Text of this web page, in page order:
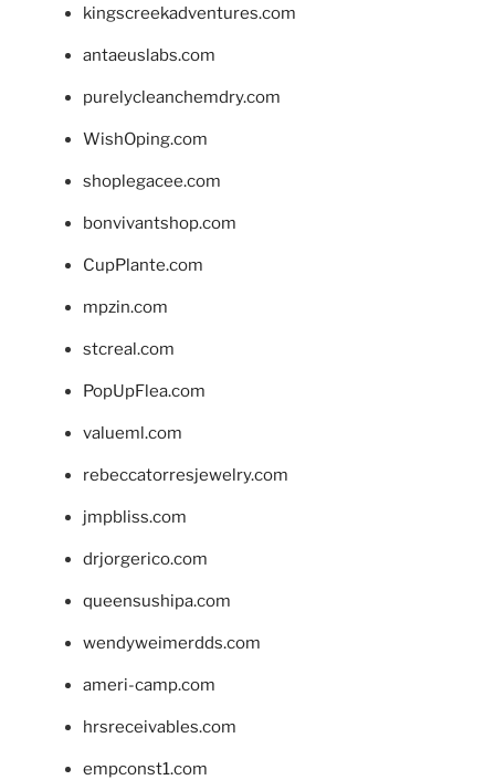
kingscreekadventures.com
antaeuslabs.com
purelycleanchemdry.com
WishOping.com
shoplegacee.com
bonvivantshop.com
CupPlante.com
mpzin.com
stcreal.com
PopUpFlea.com
valueml.com
rebeccatorresjewelry.com
jmpbliss.com
drjorgerico.com
queensushipa.com
wendyweimerdds.com
ameri-camp.com
hrsreceivables.com
empconst1.com